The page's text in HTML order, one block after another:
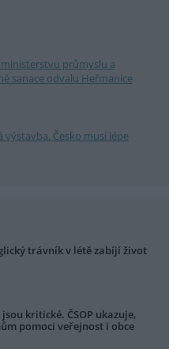
průmyslu a
sanace odvalu Heřmanice
Česko musí lépe
trávník v létě zabíjí život
kritické. ČSOP ukazuje,
pomoci veřejnost i obce